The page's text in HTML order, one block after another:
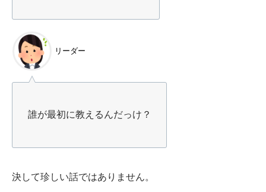
リーダー
誰が最初に教えるんだっけ？
決して珍しい話ではありません。